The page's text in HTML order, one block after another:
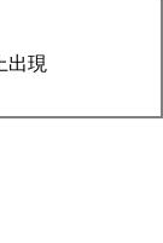
出現